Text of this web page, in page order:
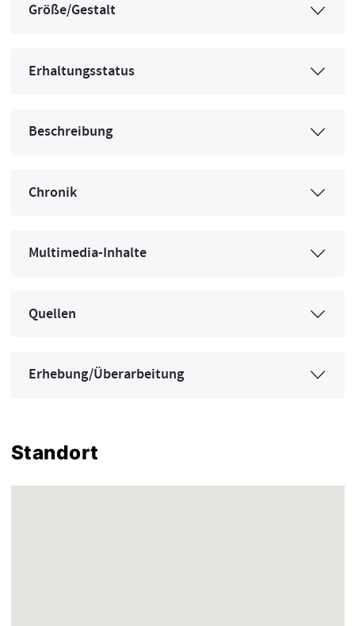
Größe/Gestalt
Erhaltungsstatus
Beschreibung
Chronik
Multimedia-Inhalte
Quellen
Erhebung/Überarbeitung
Standort